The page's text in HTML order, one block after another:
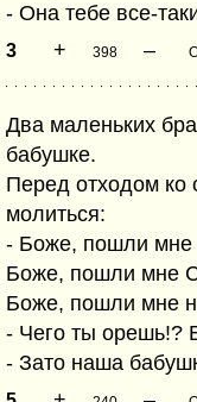
- Она тебе все-
3 + 398 –
Два маленьких
бабушке.
Перед отходом ко
молиться:
- Боже, пошли мне
Боже, пошли мне
Боже, пошли мне
- Чего ты орешь!?
- Зато наша